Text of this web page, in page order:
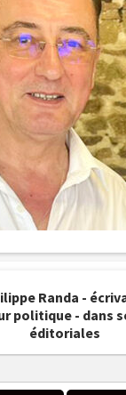
Randa -
politique - dans
éditoriales